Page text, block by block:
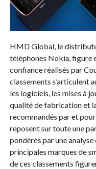
HMD Global, le
téléphones Nokia, figure
confiance réalisés par
classements s’articulent
les logiciels, les mises à
qualité de fabrication et
recommandés par et
reposent sur toute une
pondérés par une
principales marques de
de ces classements